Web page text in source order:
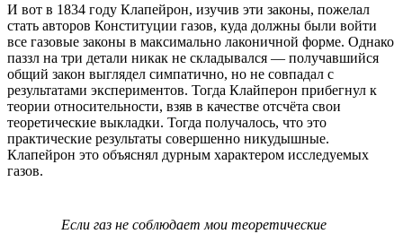
И вот в 1834 году Клапейрон, изучив эти законы, пожелал
стать авторов Конституции газов, куда должны были войти
все газовые законы в максимально лаконичной форме. Однако
паззл на три детали никак не складывался — получавшийся
общий закон выглядел симпатично, но не совпадал с
результатами экспериментов. Тогда Клайперон прибегнул к
теории относительности, взяв в качестве отсчёта свои
теоретические выкладки. Тогда получалось, что это
практические результаты совершенно никудышные.
Клапейрон это объяснял дурным характером исследуемых
газов.
Если газ не соблюдает мои теоретические